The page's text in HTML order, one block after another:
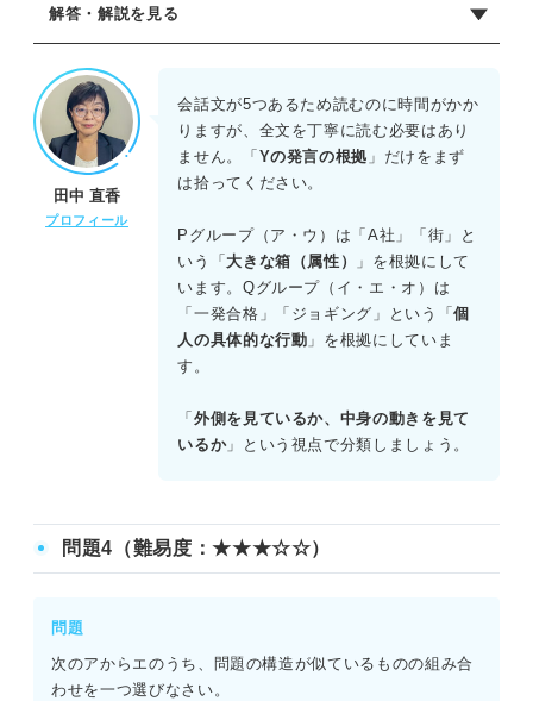
解答・解説を見る
正解：B
Yの発言の根拠に着目して分類する。
アとウは、所属する組織や居住する地域の性質を根拠に、
個人の性質を断定している。アは企業の傾向を社員個人
に、ウは地域の傾向を居住者個人にそのまま当てはめてい
る。これらは「集団の属性」が「個」にも無条件に当ては
まるとみなすタイプであり、この二つがPである。
一方、イ、エ、オは、個人の特定の行動や特徴を根拠に、
他の能力や性格を推測している。これらは「個人の一部の
事実」から、飛躍して「他の能力・性質」を関連づけてし
よって、Pに分類されるのはアとウの組み合わせであるた
田中 直香
プロフィール
会話文が5つあるため読むのに時間がかか
りますが、全文を丁寧に読む必要はあり
ません。「 Yの発言の根拠 」だけをまず
は拾ってください。
Pグループ（ア・ウ）は「A社」「街」と
いう「大きな箱（属性）
」を根拠にして
います。Qグループ（イ・エ・オ）は
「一発合格」「ジョギング」という「個
人の具体的な行動 」を根拠にしていま
す。
「 外側を見ているか、中身の動きを見て
いるか」という視点で分類しましょう。
問題4（難易度：★★★☆☆）
問題
次のアからエのうち、問題の構造が似ているものの組み合
わせを一つ選びなさい。